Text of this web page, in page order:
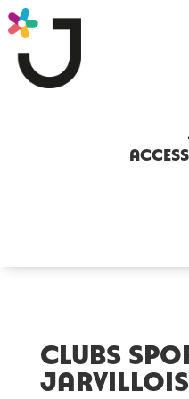
Clubs
jarvillois